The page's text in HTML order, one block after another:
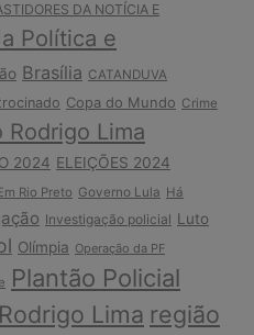
DA NOTÍCIA E
Política e
Brasília CATANDUVA
Copa do Mundo Crime
Rodrigo Lima
2024 ELEIÇÕES 2024
Rio Preto Governo Lula Há
Investigação policial Luto
Olímpia Operação da PF
Plantão Policial
Lima região